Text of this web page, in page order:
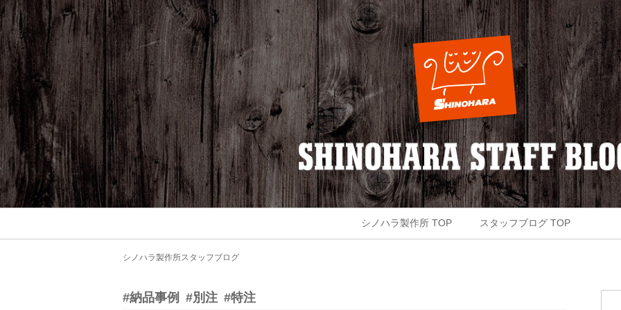
シノハラ製作所 TOP スタッフブログ TOP
シノハラ製作所スタッフブログ
#納品事例 #別注 #特注